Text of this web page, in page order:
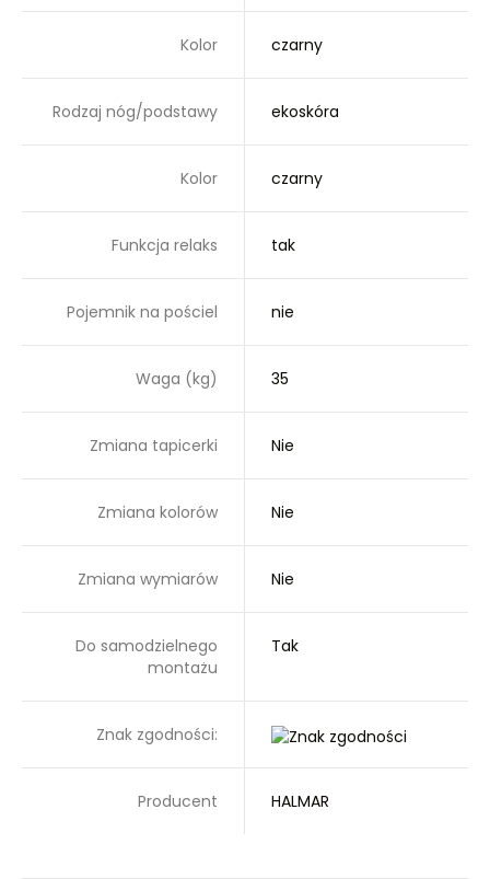
Kolor czarny
Rodzaj nóg/podstawy ekoskóra
Kolor czarny
Funkcja relaks tak
Pojemnik na pościel nie
Waga (kg) 35
Zmiana tapicerki Nie
Zmiana kolorów Nie
Zmiana wymiarów Nie
Do samodzielnego
montażu
Tak
Znak zgodności:
Producent HALMAR